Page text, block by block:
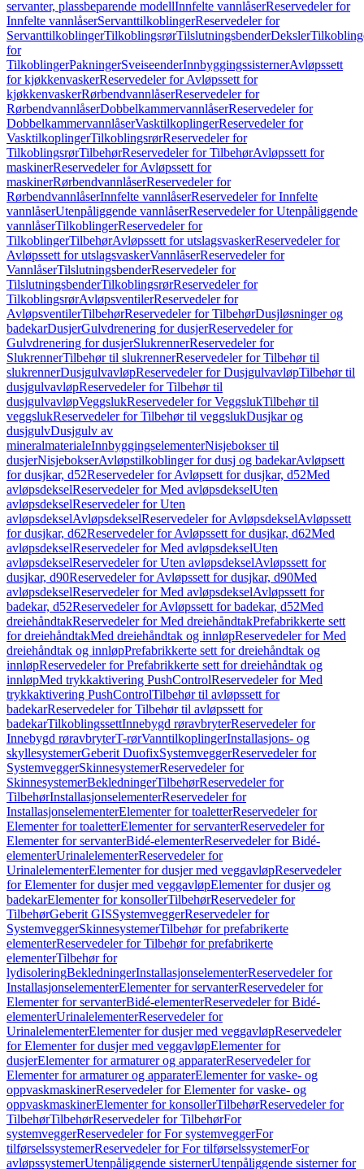
servanter, plassbeparende modellInnfelte vannlåserReservedeler for
Innfelte vannlåserServanttilkoblingerReservedeler for
ServanttilkoblingerTilkoblingsrørTilslutningsbenderDeksler
for
TilkoblingerPakningerSveiseenderInnbyggingssisternerAvløpssett
for kjøkkenvaskerReservedeler for Avløpssett for
kjøkkenvaskerRørbendvannlåserReservedeler for
RørbendvannlåserDobbelkammervannlåserReservedeler for
DobbelkammervannlåserVasktilkoplingerReservedeler for
VasktilkoplingerTilkoblingsrørReservedeler for
TilkoblingsrørTilbehørReservedeler for TilbehørAvløpssett for
maskinerReservedeler for Avløpssett for
maskinerRørbendvannlåserReservedeler for
RørbendvannlåserInnfelte vannlåserReservedeler for Innfelte
vannlåserUtenpåliggende vannlåserReservedeler for Utenpåliggende
vannlåserTilkoblingerReservedeler for
TilkoblingerTilbehørAvløpssett for utslagsvaskerReservedeler for
Avløpssett for utslagsvaskerVannlåserReservedeler for
VannlåserTilslutningsbenderReservedeler for
TilslutningsbenderTilkoblingsrørReservedeler for
TilkoblingsrørAvløpsventilerReservedeler for
AvløpsventilerTilbehørReservedeler for TilbehørDusjløsninger og
badekarDusjerGulvdrenering for dusjerReservedeler for
Gulvdrenering for dusjerSlukrennerReservedeler for
SlukrennerTilbehør til slukrennerReservedeler for Tilbehør til
slukrennerDusjgulvavløpReservedeler for DusjgulvavløpTilbehør til
dusjgulvavløpReservedeler for Tilbehør til
dusjgulvavløpVeggslukReservedeler for VeggslukTilbehør til
veggslukReservedeler for Tilbehør til veggslukDusjkar og
dusjgulvDusjgulv av
mineralmaterialeInnbyggingselementerNisjebokser til
dusjerNisjebokserAvløpstilkoblinger for dusj og badekarAvløpsett
for dusjkar, d52Reservedeler for Avløpsett for dusjkar, d52Med
avløpsdekselReservedeler for Med avløpsdekselUten
avløpsdekselReservedeler for Uten
avløpsdekselAvløpsdekselReservedeler for AvløpsdekselAvløpssett
for dusjkar, d62Reservedeler for Avløpssett for dusjkar, d62Med
avløpsdekselReservedeler for Med avløpsdekselUten
avløpsdekselReservedeler for Uten avløpsdekselAvløpssett for
dusjkar, d90Reservedeler for Avløpssett for dusjkar, d90Med
avløpsdekselReservedeler for Med avløpsdekselAvløpssett for
badekar, d52Reservedeler for Avløpssett for badekar, d52Med
dreiehåndtakReservedeler for Med dreiehåndtakPrefabrikkerte sett
for dreiehåndtakMed dreiehåndtak og innløpReservedeler for Med
dreiehåndtak og innløpPrefabrikkerte sett for dreiehåndtak og
innløpReservedeler for Prefabrikkerte sett for dreiehåndtak og
innløpMed trykkaktivering PushControlReservedeler for Med
trykkaktivering PushControlTilbehør til avløpssett for
badekarReservedeler for Tilbehør til avløpssett for
badekarTilkoblingssettInnebygd røravbryterReservedeler for
Innebygd røravbryterT-rørVanntilkoplingerInstallasjons- og
skyllesystemerGeberit DuofixSystemveggerReservedeler for
SystemveggerSkinnesystemerReservedeler for
SkinnesystemerBekledningerTilbehørReservedeler for
TilbehørInstallasjonselementerReservedeler for
InstallasjonselementerElementer for toaletterReservedeler for
Elementer for toaletterElementer for servanterReservedeler for
Elementer for servanterBidé-elementerReservedeler for Bidé-
elementerUrinalelementerReservedeler for
UrinalelementerElementer for dusjer med veggavløpReservedeler
for Elementer for dusjer med veggavløpElementer for dusjer og
badekarElementer for konsollerTilbehørReservedeler for
TilbehørGeberit GISSystemveggerReservedeler for
SystemveggerSkinnesystemerTilbehør for prefabrikerte
elementerReservedeler for Tilbehør for prefabrikerte
elementerTilbehør for
lydisoleringBekledningerInstallasjonselementerReservedeler for
InstallasjonselementerElementer for servanterReservedeler for
Elementer for servanterBidé-elementerReservedeler for Bidé-
elementerUrinalelementerReservedeler for
UrinalelementerElementer for dusjer med veggavløpReservedeler
for Elementer for dusjer med veggavløpElementer for
dusjerElementer for armaturer og apparaterReservedeler for
Elementer for armaturer og apparaterElementer for vaske- og
oppvaskmaskinerReservedeler for Elementer for vaske- og
oppvaskmaskinerElementer for konsollerTilbehørReservedeler for
TilbehørTilbehørReservedeler for TilbehørFor
systemveggerReservedeler for For systemveggerFor
tilførselssystemerReservedeler for For tilførselssystemerFor
avløpssystemerUtenpåliggende sisternerUtenpåliggende sisterner for